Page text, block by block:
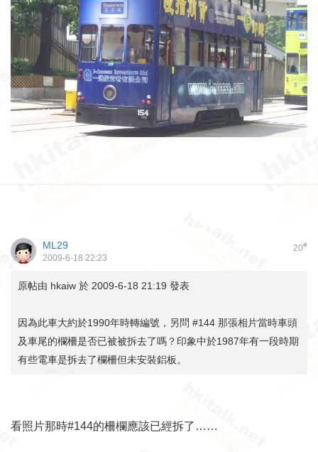
20#
ML29
2009-6-18 22:23
原帖由 hkaiw 於 2009-6-18 21:19 發表
因為此車大約於1990年時轉編號，另問 #144 那張相片當時車頭
及車尾的欄柵是否已被被拆去了嗎？印象中於1987年有一段時期
有些電車是拆去了欄柵但未安裝鋁板。
看照片那時#144的柵欄應該已經拆了……